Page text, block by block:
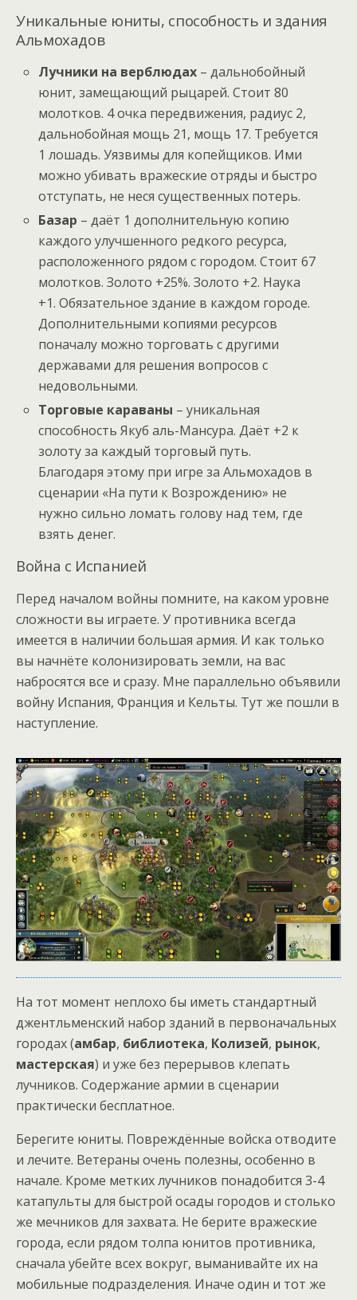
Уникальные юниты, способность и здания
Альмохадов
Лучники на верблюдах – дальнобойный
юнит, замещающий рыцарей. Стоит 80
молотков. 4 очка передвижения, радиус 2,
дальнобойная мощь 21, мощь 17. Требуется
1 лошадь. Уязвимы для копейщиков. Ими
можно убивать вражеские отряды и быстро
отступать, не неся существенных потерь.
Базар – даёт 1 дополнительную копию
каждого улучшенного редкого ресурса,
расположенного рядом с городом. Стоит 67
молотков. Золото +25%. Золото +2. Наука
+1. Обязательное здание в каждом городе.
Дополнительными копиями ресурсов
поначалу можно торговать с другими
державами для решения вопросов с
недовольными.
Торговые караваны – уникальная
способность Якуб аль-Мансура. Даёт +2 к
золоту за каждый торговый путь.
Благодаря этому при игре за Альмохадов в
сценарии «На пути к Возрождению» не
нужно сильно ломать голову над тем, где
взять денег.
Война с Испанией
Перед началом войны помните, на каком уровне
сложности вы играете. У противника всегда
имеется в наличии большая армия. И как только
вы начнёте колонизировать земли, на вас
набросятся все и сразу. Мне параллельно объявили
войну Испания, Франция и Кельты. Тут же пошли в
наступление.
На тот момент неплохо бы иметь стандартный
джентльменский набор зданий в первоначальных
городах (амбар, библиотека, Колизей, рынок,
мастерская) и уже без перерывов клепать
лучников. Содержание армии в сценарии
практически бесплатное.
Берегите юниты. Повреждённые войска отводите
и лечите. Ветераны очень полезны, особенно в
начале. Кроме метких лучников понадобится 3-4
катапульты для быстрой осады городов и столько
же мечников для захвата. Не берите вражеские
города, если рядом толпа юнитов противника,
сначала убейте всех вокруг, выманивайте их на
мобильные подразделения. Иначе один и тот же